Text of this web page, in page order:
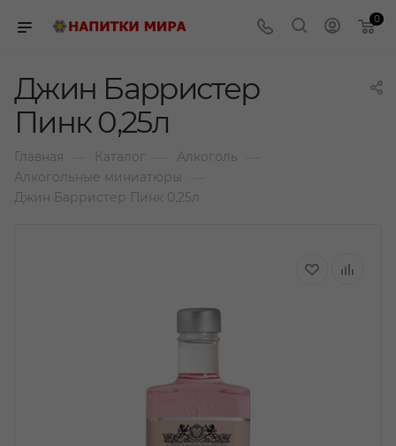
0
Джин Барристер
Пинк 0,25л
Главная Каталог Алкоголь
Алкогольные миниатюры
Джин Барристер Пинк 0,25л